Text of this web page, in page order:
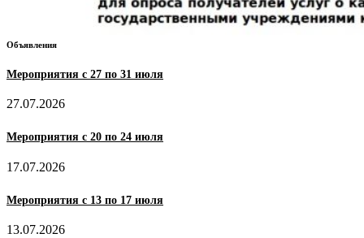
Объявления
Мероприятия с 27 по 31 июля
27.07.2026
Мероприятия с 20 по 24 июля
17.07.2026
Мероприятия с 13 по 17 июля
13.07.2026